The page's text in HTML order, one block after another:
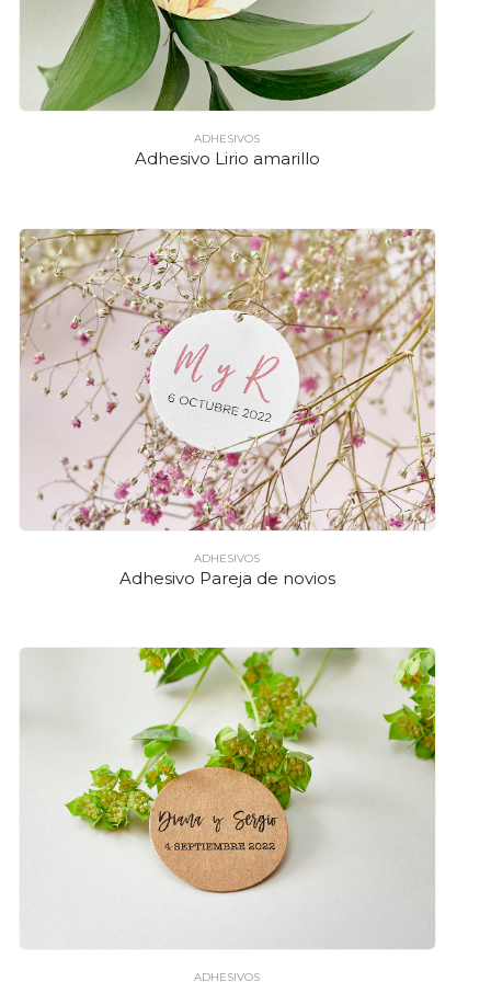
ADHESIVOS
Adhesivo Lirio amarillo
ADHESIVOS
Adhesivo Pareja de novios
ADHESIVOS